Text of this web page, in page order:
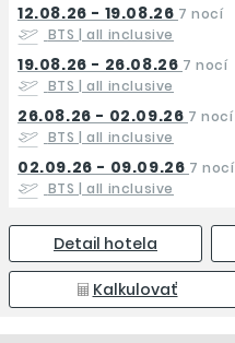
12.08.26 - 19.08.26 7 nocí
BTS| all inclusive
19.08.26 - 26.08.26 7 nocí
BTS| all inclusive
26.08.26 - 02.09.26 7 nocí
BTS| all inclusive
02.09.26 - 09.09.26 7 nocí
BTS| all inclusive
Detail hotela
Kalkulovať